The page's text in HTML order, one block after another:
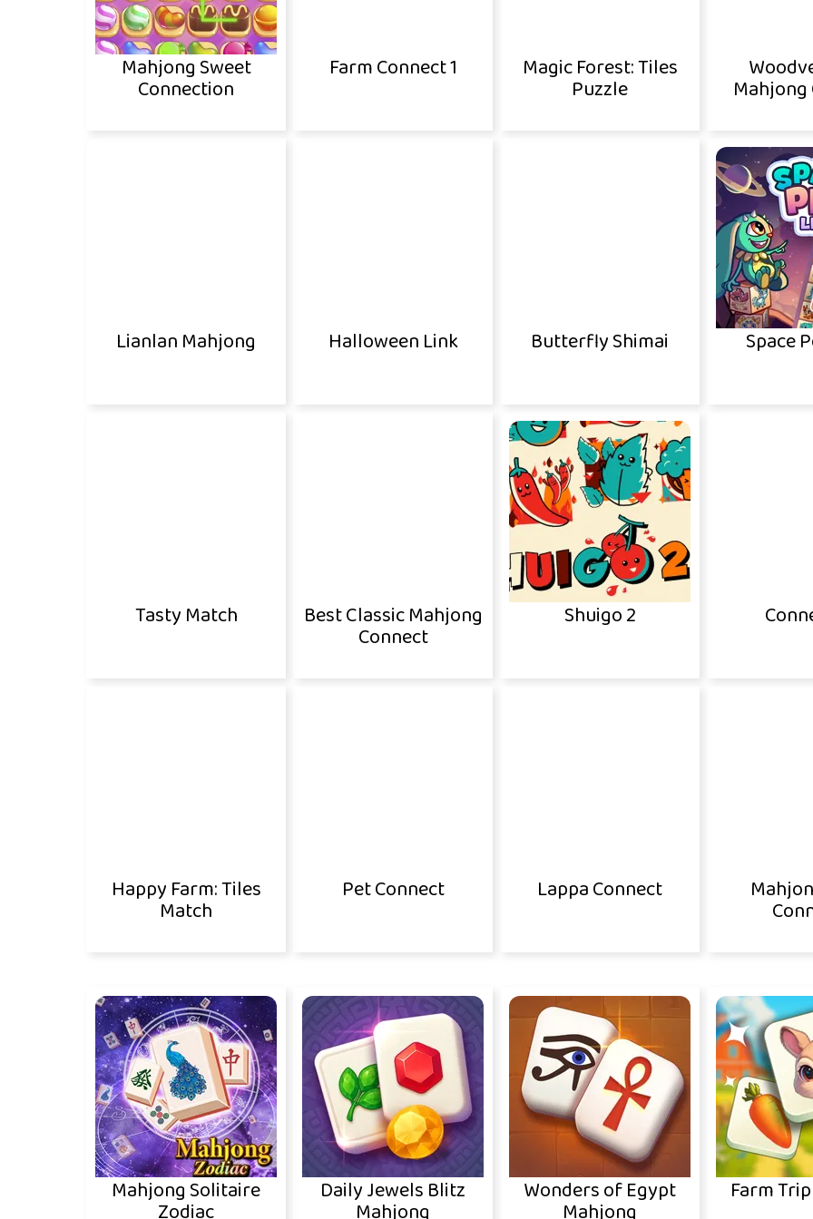
Mahjong Solitaire Daily Jewels Blitz Wonders of Egypt Farm
Mahjong Sweet
Connection
Farm Connect 1 Magic Forest: Tiles
Puzzle
Lianlan Mahjong Halloween Link Butterfly Shimai Space
Tasty Match Best Classic Mahjong
Connect
Shuigo 2
Happy Farm: Tiles
Match
Pet Connect Lappa Connect